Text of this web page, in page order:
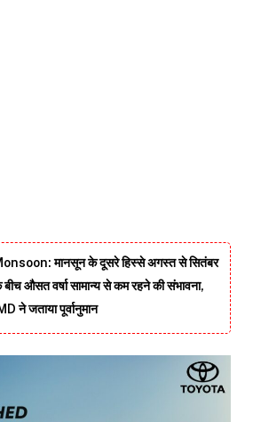
मानसून के दूसरे हिस्से अगस्त से सितंबर
औसत वर्षा सामान्य से कम रहने की संभावना,
ने जताया पूर्वानुमान